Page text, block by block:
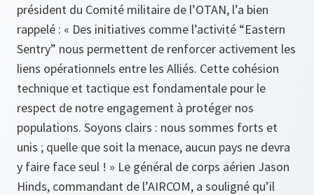
président du Comité militaire de l’OTAN, l’a bien
rappelé : « Des initiatives comme l’activité “Eastern
Sentry” nous permettent de renforcer activement les
liens opérationnels entre les Alliés. Cette cohésion
technique et tactique est fondamentale pour le
respect de notre engagement à protéger nos
populations. Soyons clairs : nous sommes forts et
unis ; quelle que soit la menace, aucun pays ne devra
y faire face seul ! » Le général de corps aérien Jason
Hinds, commandant de l’AIRCOM, a souligné qu’il